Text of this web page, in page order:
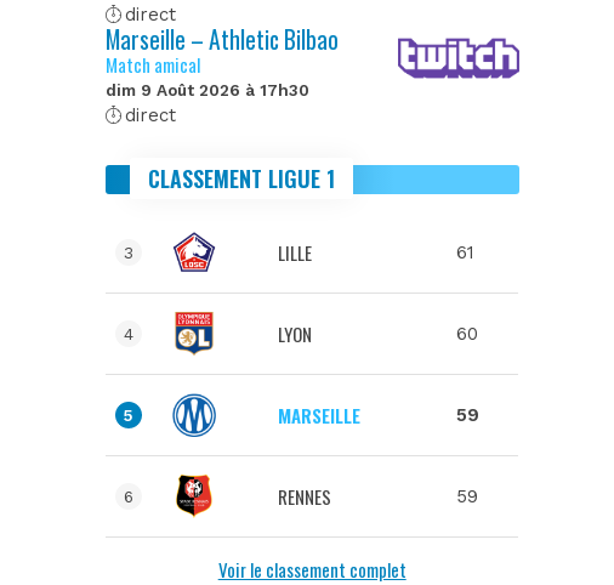
direct
Marseille – Athletic Bilbao
Match amical
dim 9 Août 2026 à 17h30
direct
CLASSEMENT LIGUE 1
3 LILLE 61
4 LYON 60
5 MARSEILLE 59
6 RENNES 59
Voir le classement complet